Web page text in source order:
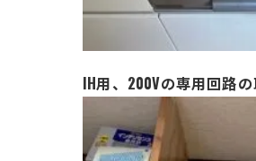
IH用、200Vの専用回路